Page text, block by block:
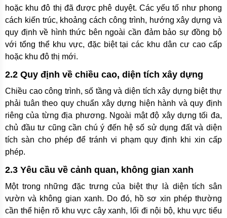
hoặc khu đô thị đã được phê duyệt. Các yếu tố như phong
cách kiến trúc, khoảng cách công trình, hướng xây dựng và
quy định về hình thức bên ngoài cần đảm bảo sự đồng bộ
với tổng thể khu vực, đặc biệt tại các khu dân cư cao cấp
hoặc khu đô thị mới.
2.2 Quy định về chiều cao, diện tích xây dựng
Chiều cao công trình, số tầng và diện tích xây dựng biệt thự
phải tuân theo quy chuẩn xây dựng hiện hành và quy định
riêng của từng địa phương. Ngoài mật độ xây dựng tối đa,
chủ đầu tư cũng cần chú ý đến hệ số sử dụng đất và diện
tích sàn cho phép để tránh vi phạm quy định khi xin cấp
phép.
2.3 Yêu cầu về cảnh quan, không gian xanh
Một trong những đặc trưng của biệt thự là diện tích sân
vườn và không gian xanh. Do đó, hồ sơ xin phép thường
cần thể hiện rõ khu vực cây xanh, lối đi nội bộ, khu vực tiểu